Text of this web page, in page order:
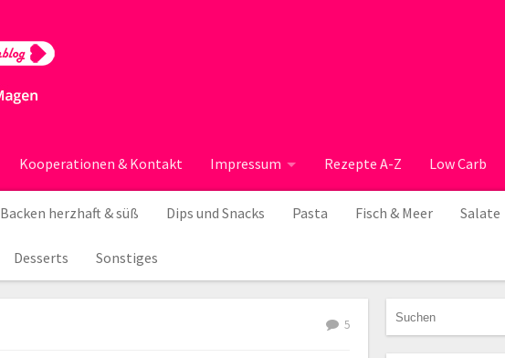
Kooperationen & Kontakt Impressum Rezepte A-Z Low Carb
Backen herzhaft & süß Dips und Snacks Pasta Fisch & Meer Salate
Desserts Sonstiges
5